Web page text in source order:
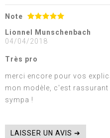
Note
Lionnel Munschenbach
04/04/2018
Très pro
merci encore pour vos
mon modèle, c'est
sympa !
LAISSER UN AVIS ➔